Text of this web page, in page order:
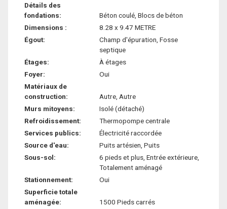
Détails des
fondations:
Béton coulé, Blocs de béton
Dimensions :
8.28 x 9.47 METRE
Égout:
Champ d'épuration, Fosse
septique
Étages:
À étages
Foyer:
Oui
Matériaux de
construction:
Autre, Autre
Murs mitoyens:
Isolé (détaché)
Refroidissement:
Thermopompe centrale
Services publics:
Électricité raccordée
Source d'eau:
Puits artésien, Puits
Sous-sol:
6 pieds et plus, Entrée extérieure,
Totalement aménagé
Stationnement:
Oui
Superficie totale
aménagée:
1500 Pieds carrés